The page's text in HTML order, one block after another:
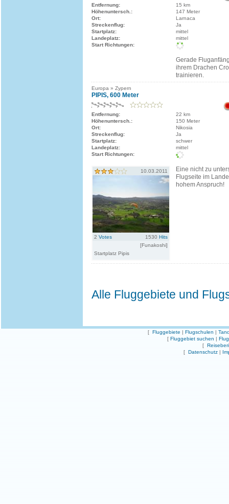
Entfernung:
15 km
Höhenuntersch.:
147 Meter
Ort:
Larnaca
Streckenflug:
Ja
Startplatz:
mittel
Landeplatz:
mittel
Start Richtungen:
Gerade
ihrem Drachen
trainieren.
Europa » Zypern
PIPIS, 600 Meter
Entfernung:
22 km
Höhenuntersch.:
150 Meter
Ort:
Nikosia
Streckenflug:
Ja
Startplatz:
schwer
Landeplatz:
mittel
Start Richtungen:
10.03.2011
2 Votes 1530 Hits
[Funakoshi]
Startplatz Pipis
Eine nicht zu
Flugseite im
hohem Anspruch!
Alle Fluggebiete und
[ Fluggebiete | Flugschulen |
[ Fluggebiet suchen |
[
[ Datenschutz |